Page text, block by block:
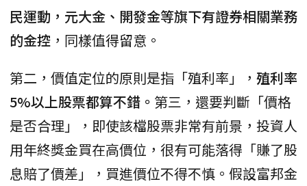
民運動，元大金、開發金等旗下有證券相關業務
的金控 ，同樣值得留意。
第二，價值定位的原則是指「殖利率」， 殖利率
5%以上股票都算不錯。 第三，還要判斷「價格
是否合理」，即使該檔股票非常有前景，投資人
用年終獎金買在高價位，很有可能落得「賺了股
息賠了價差」，買進價位不得不慎。假設富邦金